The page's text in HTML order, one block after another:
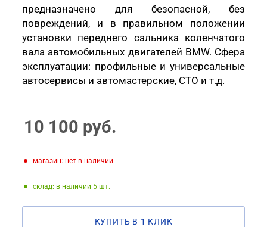
предназначено для безопасной, без
повреждений, и в правильном положении
установки переднего сальника коленчатого
вала автомобильных двигателей BMW. Сфера
эксплуатации: профильные и универсальные
автосервисы и автомастерские, СТО и т.д.
10 100 руб.
Магазин: нет в наличии
Склад: в наличии 5
КУПИТЬ В 1 КЛИК